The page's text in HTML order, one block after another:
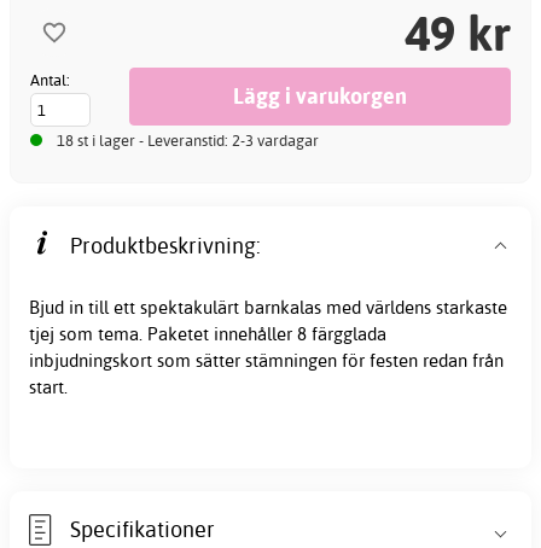
49 kr
Antal:
18 st i lager - Leveranstid: 2-3 vardagar
Produktbeskrivning:
Bjud in till ett spektakulärt barnkalas med världens starkaste
tjej som tema. Paketet innehåller 8 färgglada
inbjudningskort som sätter stämningen för festen redan från
start.
Specifikationer